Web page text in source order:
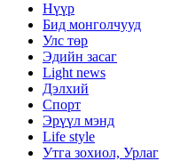
Нүүр
Бид монголчууд
Улс төр
Эдийн засаг
Light news
Дэлхий
Спорт
Эрүүл мэнд
Life style
Утга зохиол, Урлаг